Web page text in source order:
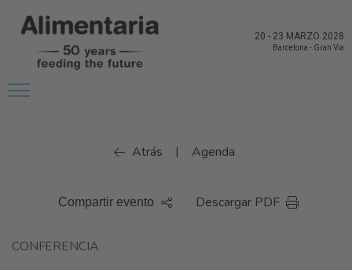
20 - 23 MARZO 2028
Barcelona - Gran Via
Atrás | Agenda
Compartir evento Descargar PDF
CONFERENCIA